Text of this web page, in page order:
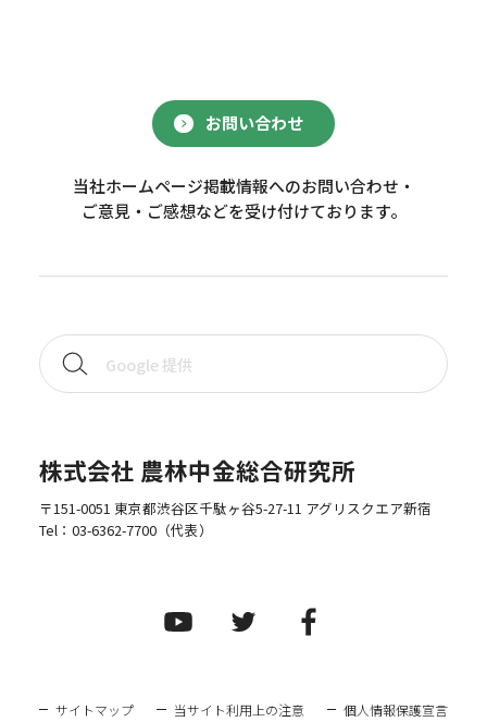
お問い合わせ
当社ホームページ掲載情報へのお問い合わせ・
ご意見・ご感想などを受け付けております。
株式会社 農林中金総合研究所
〒151-0051 東京都渋谷区千駄ヶ谷5-27-11 アグリスクエア新宿
Tel： 03-6362-7700（代表）
サイトマップ 当サイト利用上の注意 個人情報保護宣言